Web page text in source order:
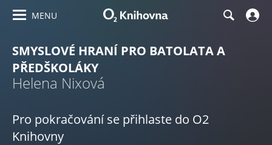
MENU
SMYSLOVÉ HRANÍ PRO BATOLATA A
PŘEDŠKOLÁKY
Helena Nixová
Pro pokračování se přihlaste do O2
Knihovny